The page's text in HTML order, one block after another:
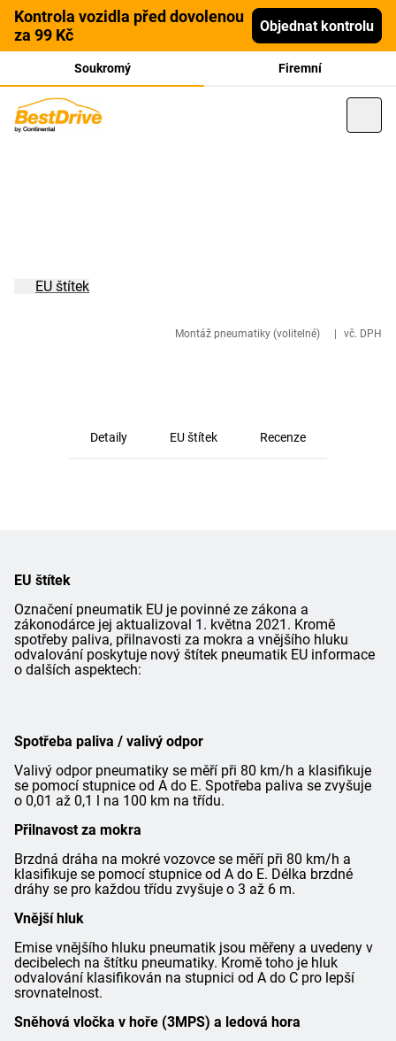
Kontrola vozidla před dovolenou
za 99 Kč
Objednat kontrolu
Soukromý Firemní
Montáž pneumatiky (volitelné) vč. DPH
EU štítek
Detaily EU štítek Recenze
EU štítek
Označení pneumatik EU je povinné ze zákona a
zákonodárce jej aktualizoval 1. května 2021. Kromě
spotřeby paliva, přilnavosti za mokra a vnějšího hluku
odvalování poskytuje nový štítek pneumatik EU informace
o dalších aspektech:
Spotřeba paliva / valivý odpor
Valivý odpor pneumatiky se měří při 80 km/h a klasifikuje
se pomocí stupnice od A do E. Spotřeba paliva se zvyšuje
o 0,01 až 0,1 l na 100 km na třídu.
Přilnavost za mokra
Brzdná dráha na mokré vozovce se měří při 80 km/h a
klasifikuje se pomocí stupnice od A do E. Délka brzdné
dráhy se pro každou třídu zvyšuje o 3 až 6 m.
Vnější hluk
Emise vnějšího hluku pneumatik jsou měřeny a uvedeny v
decibelech na štítku pneumatiky. Kromě toho je hluk
odvalování klasifikován na stupnici od A do C pro lepší
srovnatelnost.
Sněhová vločka v hoře (3MPS) a ledová hora